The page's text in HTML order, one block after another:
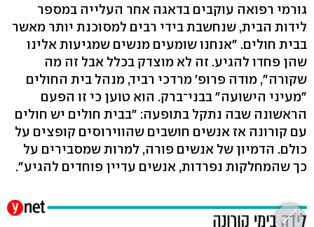
גורמי רפואה עוקבים בדאגה אחר העלייה במספר
לידות הבית, שנחשבת בידי רבים למסוכנת יותר מאשר
בבית חולים. "אנחנו שומעים מנשים שמגיעות אלינו
שהן פחדו להגיע. זה לא מוצדק בכלל אבל זה מה
שקורה", מודה פרופ' מרדכי רביד, מנהל בית החולים
"מעיני הישועה" בבני־ברק. הוא טוען כי זו הפעם
הראשונה שבה נתקל בתופעה: "בבית חולים יש חולים
עם קורונה אז אנשים חושבים שהווירוסים קופצים על
כולם. הדמיון של אנשים פורה, למרות שמסבירים על
כך שהמחלקות נפרדות, אנשים עדיין פוחדים להגיע".